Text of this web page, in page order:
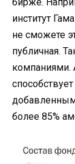
институт
не сможете
публичная.
компаниями.
добавленным
более 85%